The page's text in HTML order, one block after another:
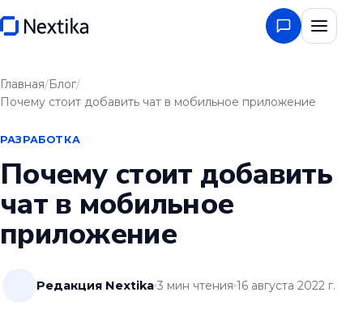
Главная/Блог/
Почему стоит добавить чат в мобильное приложение
РАЗРАБОТКА
Почему стоит добавить
чат в мобильное
приложение
Редакция Nextika 3 мин чтения 16 августа 2022 г.